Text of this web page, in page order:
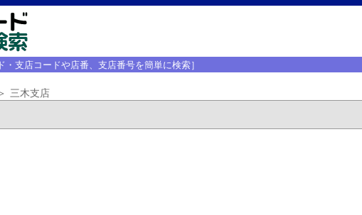
・支店コードや店番、支店番号を簡単に検索］
三木支店